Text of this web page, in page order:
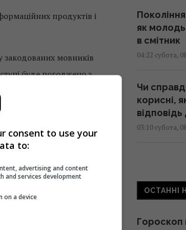
продуктів і
закодованих мовників
буде погоджено з
Media Group
У цілому були
доступні у ТВ-
року
громадян.
як молодь
в смітник
04:22 субота,
Чи
корисні,
відповідь
03:10 субота,
змусить
WSJ
ОСТАННІ
Гороскоп
consent to use your
to:
advertising and content
and services development
on a device